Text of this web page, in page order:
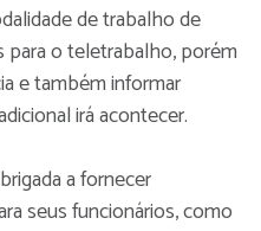
de trabalho de
o teletrabalho, porém
e também informar
irá acontecer.
a fornecer
seus funcionários, como